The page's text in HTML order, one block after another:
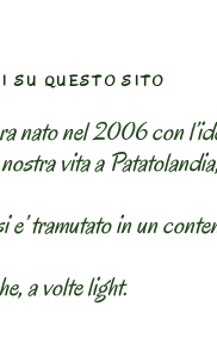
SU QUESTO SITO
nato nel 2006 con
vita a
e’ tramutato in un
a volte light.